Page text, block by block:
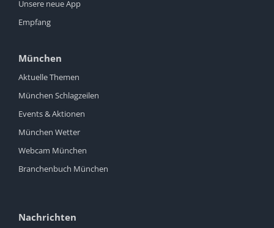
Unsere neue App
Empfang
München
Aktuelle Themen
München Schlagzeilen
Events & Aktionen
München Wetter
Webcam München
Branchenbuch München
Nachrichten